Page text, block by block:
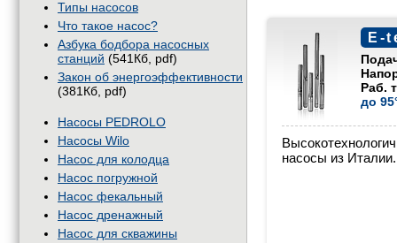
Типы насосов
Что такое насос?
Азбука бодбора насосных
станций (541Кб, pdf)
Закон об энергоэффективности
(381Кб, pdf)
Насосы PEDROLO
Насосы Wilo
Насос для колодца
Насос погружной
Насос фекальный
Насос дренажный
Насос для скважины
E-
Раб.
до
насосы из Италии.